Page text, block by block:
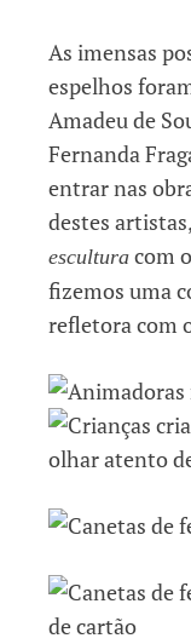
As imensas
espelhos
Amadeu de
Fernanda
entrar nas
destes
escultura com
fizemos uma
refletora com